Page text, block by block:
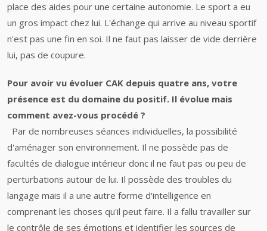
place des aides pour une certaine autonomie. Le sport a eu
un gros impact chez lui. L'échange qui arrive au niveau sportif
n'est pas une fin en soi. Il ne faut pas laisser de vide derrière
lui, pas de coupure.
Pour avoir vu évoluer CAK depuis quatre ans, votre
présence est du domaine du positif. Il évolue mais
comment avez-vous procédé ?
Par de nombreuses séances individuelles, la possibilité
d'aménager son environnement. Il ne possède pas de
facultés de dialogue intérieur donc il ne faut pas ou peu de
perturbations autour de lui. Il possède des troubles du
langage mais il a une autre forme d'intelligence en
comprenant les choses qu'il peut faire. Il a fallu travailler sur
le contrôle de ses émotions et identifier les sources de